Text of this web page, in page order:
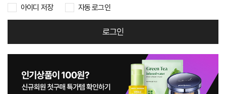
아이디 저장 자동 로그인
로그인